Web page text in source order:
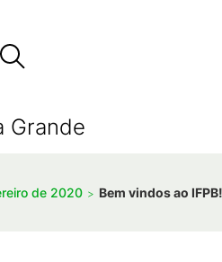
Grande
de 2020 Bem vindos ao IFPB!